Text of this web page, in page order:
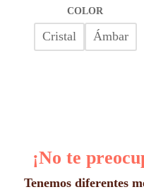
pueden
elegir
precios:
desde
$1.200
hasta
COLOR
Cristal Ámbar
¡No te
Tenemos diferentes